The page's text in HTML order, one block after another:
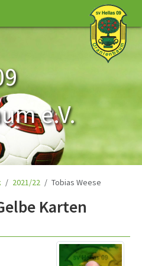
e.V.
2021/22 Tobias Weese
Karten